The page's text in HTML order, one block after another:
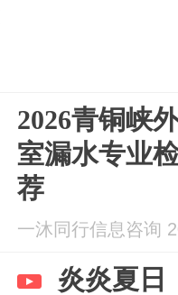
2026青铜峡
室漏水专业
荐
一沐同行信息咨询
炎炎夏日